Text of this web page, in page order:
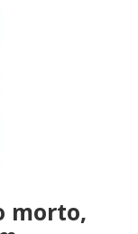
morto,